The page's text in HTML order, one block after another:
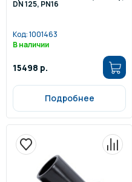
DN 125, PN16
Код:1001463
В наличии
15498 р.
Подробнее